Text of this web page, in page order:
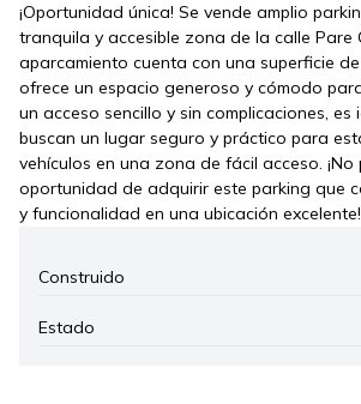
¡Oportunidad única! Se vende amplio
tranquila y accesible zona de la calle Pare
aparcamiento cuenta con una superficie de
ofrece un espacio generoso y cómodo
un acceso sencillo y sin complicaciones, es
buscan un lugar seguro y práctico para
vehículos en una zona de fácil acceso. ¡No
oportunidad de adquirir este parking que
y funcionalidad en una ubicación excelente!
Construido
Estado